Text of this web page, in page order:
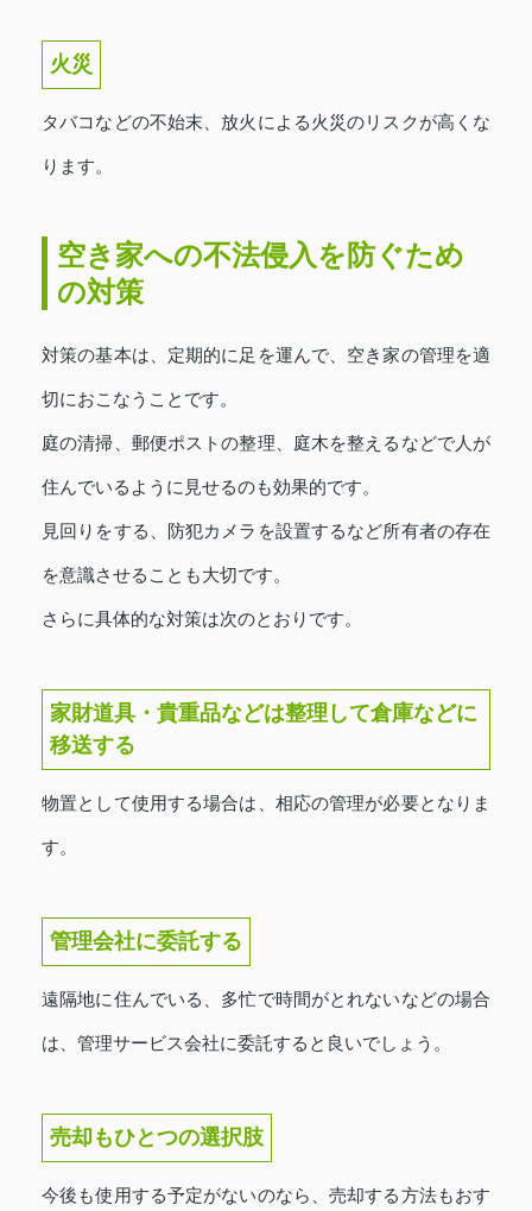
火災
タバコなどの不始末、放火による火災のリスクが高くな
ります。
空き家への不法侵入を防ぐため
の対策
対策の基本は、定期的に足を運んで、空き家の管理を適
切におこなうことです。
庭の清掃、郵便ポストの整理、庭木を整えるなどで人が
住んでいるように見せるのも効果的です。
見回りをする、防犯カメラを設置するなど所有者の存在
を意識させることも大切です。
さらに具体的な対策は次のとおりです。
家財道具・貴重品などは整理して倉庫などに
移送する
物置として使用する場合は、相応の管理が必要となりま
す。
管理会社に委託する
遠隔地に住んでいる、多忙で時間がとれないなどの場合
は、管理サービス会社に委託すると良いでしょう。
売却もひとつの選択肢
今後も使用する予定がないのなら、売却する方法もおす